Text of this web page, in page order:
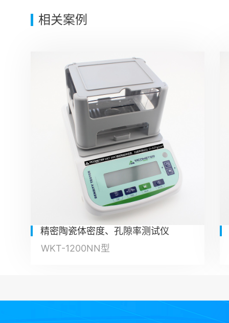
相关案例
精密陶瓷体密度、孔隙率测试仪
WKT-1200NN型